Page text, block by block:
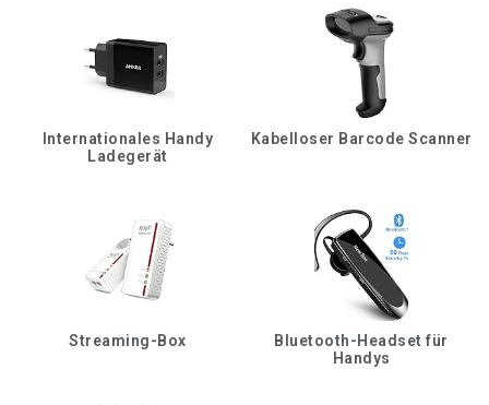
Internationales Handy
Ladegerät
Kabelloser Barcode Scanner
Streaming-Box
Bluetooth-Headset für
Handys